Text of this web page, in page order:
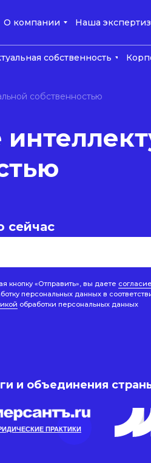
О компании Наша
собственность
собственностью
сейчас
кнопку «Отправить», вы даете согласие
персональных данных в
обработки персональных данных
и объединения
ПРАКТИКИ